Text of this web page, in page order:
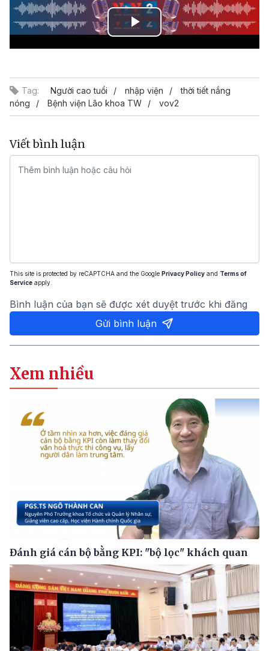
Play
Tag: Người cao tuổi nhập viện
thời tiết nắng
nóng
Bệnh viện Lão khoa TW vov2
Viết bình luận
This site is protected by reCAPTCHA and the Google Privacy Policy and Terms of
Service apply.
Bình luận của bạn sẽ được xét duyệt trước khi đăng
Gửi bình luận
Xem nhiều
Đánh giá cán bộ bằng KPI: "bộ lọc" khách quan